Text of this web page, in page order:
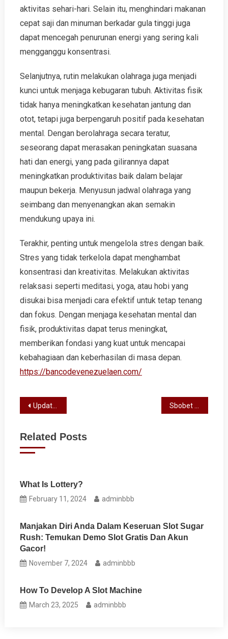
aktivitas sehari-hari. Selain itu, menghindari makanan
cepat saji dan minuman berkadar gula tinggi juga
dapat mencegah penurunan energi yang sering kali
mengganggu konsentrasi.
Selanjutnya, rutin melakukan olahraga juga menjadi
kunci untuk menjaga kebugaran tubuh. Aktivitas fisik
tidak hanya meningkatkan kesehatan jantung dan
otot, tetapi juga berpengaruh positif pada kesehatan
mental. Dengan berolahraga secara teratur,
seseorang dapat merasakan peningkatan suasana
hati dan energi, yang pada gilirannya dapat
meningkatkan produktivitas baik dalam belajar
maupun bekerja. Menyusun jadwal olahraga yang
seimbang dan menyenangkan akan semakin
mendukung upaya ini.
Terakhir, penting untuk mengelola stres dengan baik.
Stres yang tidak terkelola dapat menghambat
konsentrasi dan kreativitas. Melakukan aktivitas
relaksasi seperti meditasi, yoga, atau hobi yang
disukai bisa menjadi cara efektif untuk tetap tenang
dan fokus. Dengan menjaga kesehatan mental dan
fisik, produktivitas dapat terus meningkat,
memberikan fondasi yang kuat untuk mencapai
kebahagiaan dan keberhasilan di masa depan.
https://bancodevenezuelaen.com/
Post
Update Terkini: Menyelami Dunia Liga Champions Jalur Pertarungan Sepak Bola!
Related Posts
What Is Lottery?
February 11, 2024 adminbbb
Manjakan Diri Anda Dalam Keseruan Slot Sugar
Rush: Temukan Demo Slot Gratis Dan Akun
Gacor!
November 7, 2024 adminbbb
How To Develop A Slot Machine
March 23, 2025 adminbbb